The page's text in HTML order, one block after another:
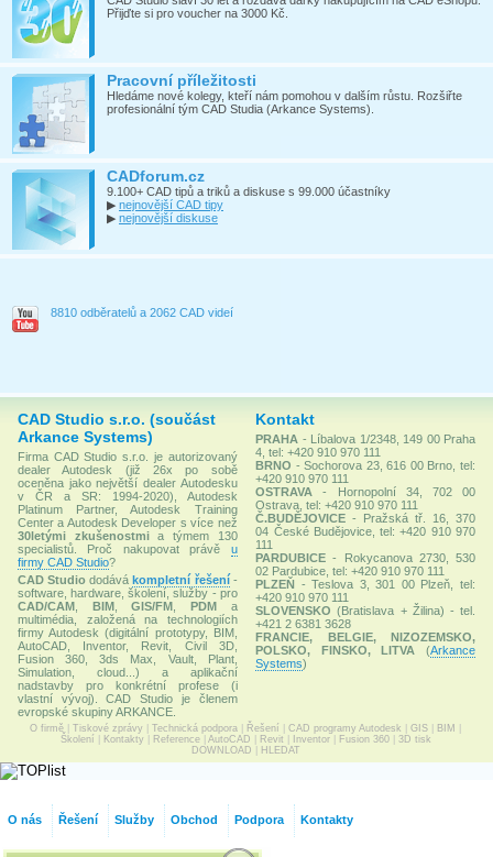
Přijďte si pro voucher na 3000 Kč.
Pracovní příležitosti
Hledáme nové kolegy, kteří nám pomohou v dalším růstu. Rozšiřte
profesionální tým CAD Studia (Arkance Systems).
CADforum.cz
9.100+ CAD tipů a triků a diskuse s 99.000 účastníky
▶ nejnovější CAD tipy
▶ nejnovější diskuse
8810 odběratelů a 2062 CAD videí
CAD Studio s.r.o. (součást
Arkance Systems)
Firma CAD Studio s.r.o. je autorizovaný
dealer Autodesk (již 26x po sobě
oceněna jako největší dealer Autodesku
v ČR a SR: 1994-2020), Autodesk
Platinum Partner, Autodesk Training
Center a Autodesk Developer s více než
30letými zkušenostmia týmem 130
specialistů. Proč nakupovat právě u
firmy CAD Studio?
CAD Studio dodávákompletní řešení-
software, hardware, školení, služby - pro
CAD/CAM
BIM,GIS/FM ,PDM a
multimédia, založená na technologiích
firmy Autodesk (digitální prototypy, BIM,
AutoCAD, Inventor, Revit, Civil 3D,
Fusion 360, 3ds Max, Vault, Plant,
Simulation, cloud...) a aplikační
nadstavby pro konkrétní profese (i
vlastní vývoj). CAD Studio je členem
evropské skupiny ARKANCE.
Kontakt
PRAHA - Líbalova 1/2348, 149 00 Praha
4, tel: +420 910 970 111
BRNO - Sochorova 23, 616 00 Brno, tel:
+420 910 970 111
OSTRAVA
- Hornopolní 34, 702 00
Ostrava, tel: +420 910 970 111
Č.BUDĚJOVICE - Pražská tř. 16, 370
04 České Budějovice, tel: +420 910 970
111
PARDUBICE - Rokycanova 2730, 530
02 Pardubice, tel: +420 910 970 111
PLZEŇ - Teslova 3, 301 00 Plzeň, tel:
+420 910 970 111
SLOVENSKO (Bratislava + Žilina) - tel.
+421 2 6381 3628
FRANCIE, BELGIE, NIZOZEMSKO,
POLSKO, FINSKO, LITVA
(Arkance
Systems)
O firmě Tiskové zprávy Technická podpora Řešení CAD programy Autodesk GIS BIM
Školení
Kontakty Reference| AutoCAD Revit Inventor| Fusion 360| 3D tisk
DOWNLOAD
HLEDAT
O nás Řešení Služby Obchod Podpora Kontakty